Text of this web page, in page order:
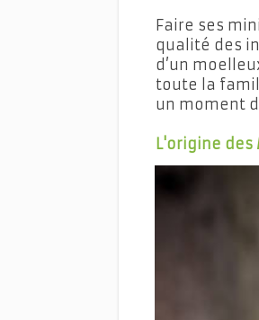
Faire ses
qualité des
d’un
toute la
un moment
L'origine des